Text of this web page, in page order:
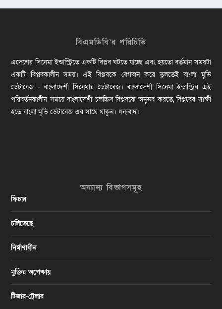
বিএমডিবি’র পরিচিতি
এদেশের সিনেমা ইন্ডাস্ট্রিতে একটি বিপ্লব ঘটতে যাচ্ছে এবং হয়তো বর্তমান সময়টা
একটি বিপ্লবকালীন সময়। এই বিপ্লবকে বেগবান করে তুলতেই বাংলা মুভি
ডেটাবেজ - বাংলাদেশী সিনেমার ডেটাবেজ। বাংলাদেশী সিনেমা ইন্ডাস্ট্রির এই
পরিবর্তনকালীন সময়ে বাংলাদেশী চলচ্চিত্র বিপ্লবকে অনুভব করতে, বিপ্লবের সাক্ষী
হতে বাংলা মুভি ডেটাবেজ এর সাথে থাকুন। ধন্যবাদ।
অন্যান্য বিভাগসমূহ
ফিচার
চলিতেছে
নির্মাণাধীন
মুক্তির অপেক্ষায়
টিজার-ট্রেলার